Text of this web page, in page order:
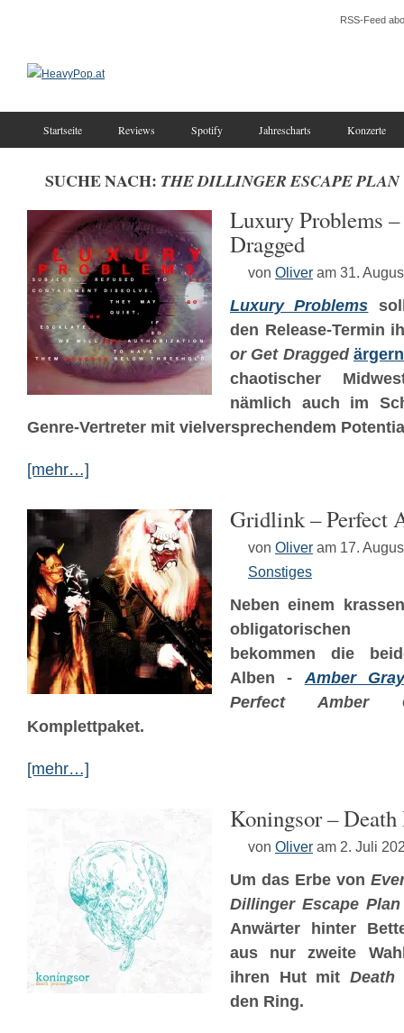
RSS-Feed
Startseite Reviews Spotify Jahrescharts Konzerte
SUCHE NACH: THE DILLINGER ESCAPE PLAN
Luxury Problems
Dragged
von Oliver am 31.
Luxury Problems
den Release-Termin
or Get Dragged ärgern
chaotischer
nämlich auch im
Genre-Vertreter mit vielversprechendem
[mehr…]
Gridlink – Perfect
von Oliver am 17.
Sonstiges
Neben einem
obligatorischen
bekommen die
Alben -Amber Gray
Perfect Amber
Komplettpaket.
[mehr…]
Koningsor – Death
von Oliver am 2. Juli
Um das Erbe von
Dillinger Escape Plan
Anwärter hinter
aus nur zweite
ihren Hut mit Death
den Ring.